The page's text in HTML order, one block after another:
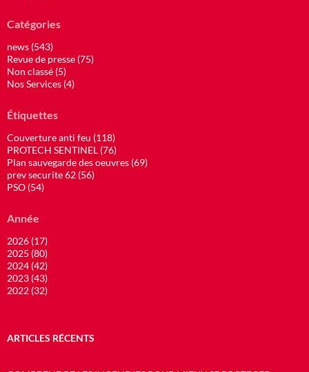
Catégories
news (543)
Revue de presse (75)
Non classé (5)
Nos Services (4)
Étiquettes
Couverture anti feu (118)
PROTECH SENTINEL (76)
Plan sauvegarde des oeuvres (69)
prev securite 62 (56)
PSO (54)
Année
2026 (17)
2025 (80)
2024 (42)
2023 (43)
2022 (32)
ARTICLES RÉCENTS